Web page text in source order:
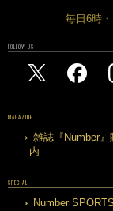
毎日6時
FOLLOW US
MAGAZINE
雑誌『Number』
内
SPECIAL
Number